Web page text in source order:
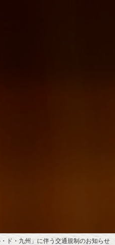
・ド・九州」に伴う交通規制のお知らせ